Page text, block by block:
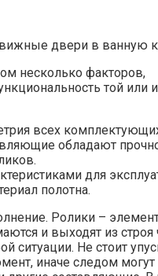
двери в ванную
несколько факторов,
той или
всех
обладают
для
полотна.
Ролики –
и выходят из строя
ситуации. Не стоит
иначе следом могут